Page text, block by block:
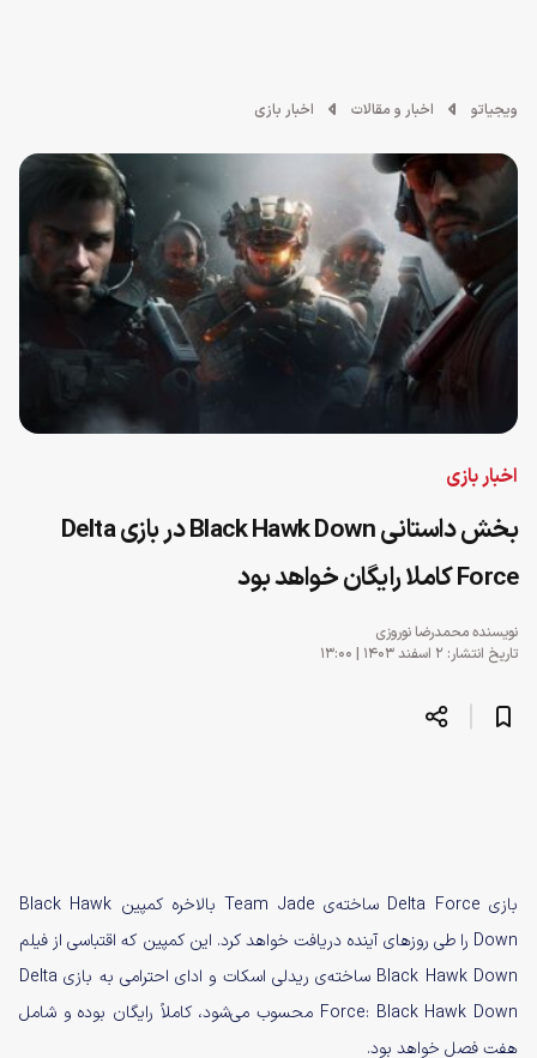
ویجیاتو اخبار و مقالات اخبار بازی
اخبار بازی
بخش داستانی Black Hawk Down در بازی Delta
Force کاملا رایگان خواهد بود
نویسندهمحمدرضا نوروزی
تاریخ انتشار: ۲ اسفند ۱۴۰۳ | ۱۳:۰۰
بازی Delta Force ساخته‌ی Team Jade بالاخره کمپین Black Hawk
Down را طی روزهای آینده دریافت خواهد کرد. این کمپین که اقتباسی از فیلم
Black Hawk Down ساخته‌ی ریدلی اسکات و ادای احترامی به بازی Delta
Force: Black Hawk Down محسوب می‌شود، کاملاً رایگان بوده و شامل
هفت فصل خواهد بود.